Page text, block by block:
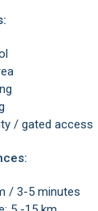
/ gated access
/ 3-5 minutes